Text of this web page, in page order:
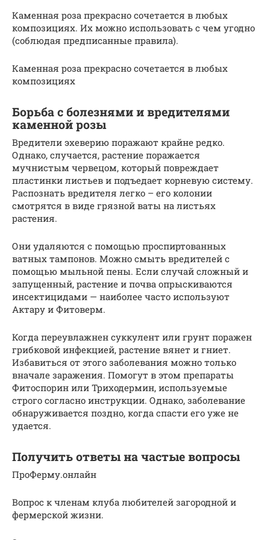
Каменная роза прекрасно сочетается в любых
композициях. Их можно использовать с чем угодно
(соблюдая предписанные правила).
Каменная роза прекрасно сочетается в любых
композициях
Борьба с болезнями и вредителями
каменной розы
Вредители эхеверию поражают крайне редко.
Однако, случается, растение поражается
мучнистым червецом, который повреждает
пластинки листьев и подъедает корневую систему.
Распознать вредителя легко – его колонии
смотрятся в виде грязной ваты на листьях
растения.
Они удаляются с помощью проспиртованных
ватных тампонов. Можно смыть вредителей с
помощью мыльной пены. Если случай сложный и
запущенный, растение и почва опрыскиваются
инсектицидами — наиболее часто используют
Актару и Фитоверм.
Когда переувлажнен суккулент или грунт поражен
грибковой инфекцией, растение вянет и гниет.
Избавиться от этого заболевания можно только
вначале заражения. Помогут в этом препараты
Фитоспорин или Триходермин, используемые
строго согласно инструкции. Однако, заболевание
обнаруживается поздно, когда спасти его уже не
удается.
Получить ответы на частые вопросы
ПроФерму.онлайн
Вопрос к членам клуба любителей загородной и
фермерской жизни.